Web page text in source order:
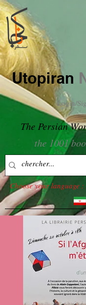
Utopiran
Login/
The Persian
the 1001
Choose your language :